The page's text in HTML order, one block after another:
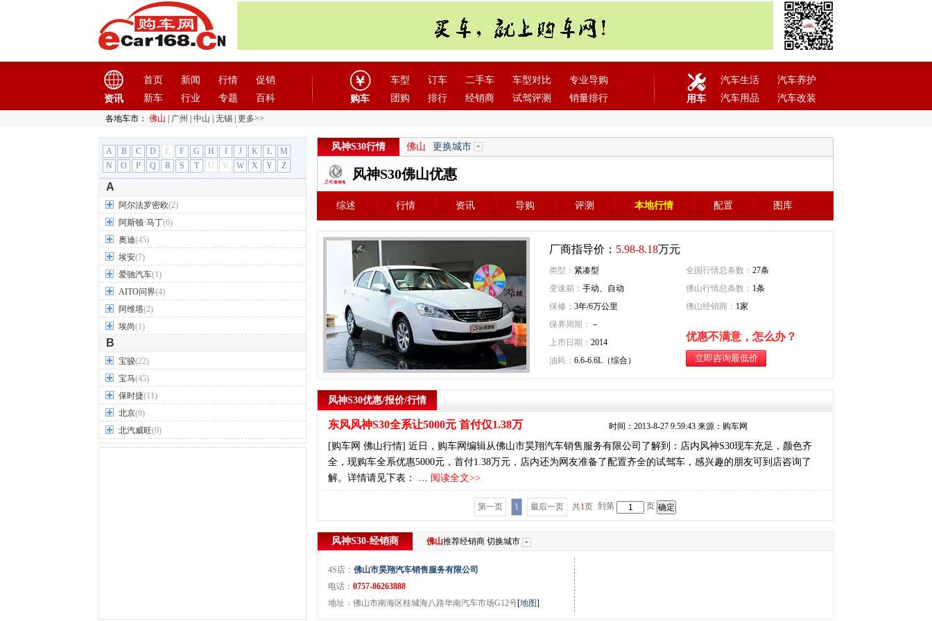
资讯
首页 新闻 行情
促销
新车
行业 专题 百科 购车
车型 订车 二手车 车型对比
专业导购
团购
排行 经销商 试驾评测 销量排行 用车
汽车生活
汽车养护
汽车用品
汽车改装
各地车市： 佛山 广州 中山 无锡 更多>>
A B C D E F G H I J K L
M
N
O P Q R S T U V W X Y Z
A
阿尔法罗密欧(2)
阿斯顿·马丁(6)
奥迪(45)
埃安(7)
爱驰汽车(1)
AITO问界(4)
阿维塔(2)
埃尚(1)
B
宝骏(22)
宝马(45)
保时捷(11)
北京(9)
北汽威旺(9)
北汽制造(7)
风神S30行情 佛山 更换城市
风神S30佛山优惠
综述 行情 资讯 导购 评测 本地行情 配置 图库
厂商指导价： 5.98-8.18万元
类型： 紧凑型 全国行情总条数： 27条
变速箱： 手动、自动 佛山行情总条数： 1条
保修： 3年/6万公里 佛山经销商： 1家
保养周期： －
优惠不满意，怎么办？
上市日期： 2014
油耗： 6.6-6.6L（综合）
风神S30优惠/报价/行情
东风风神S30全系让5000元 首付仅1.38万 时间：2013-8-27 9:59:43 来源：购车网
[购车网 佛山行情] 近日，购车网编辑从佛山市昊翔汽车销售服务有限公司了解到：店内风神S30现车充足，颜色齐
全，现购车全系优惠5000元，首付1.38万元，店内还为网友准备了配置齐全的试驾车，感兴趣的朋友可到店咨询了
解。详情请见下表： … 阅读全文>>
第一页 1 最后一页 共1页 到第 页
风神S30-经销商 佛山推荐经销商 切换城市
4S店： 佛山市昊翔汽车销售服务有限公司
电话： 0757-86263888
地址：佛山市南海区桂城海八路华南汽车市场G12号[地图]